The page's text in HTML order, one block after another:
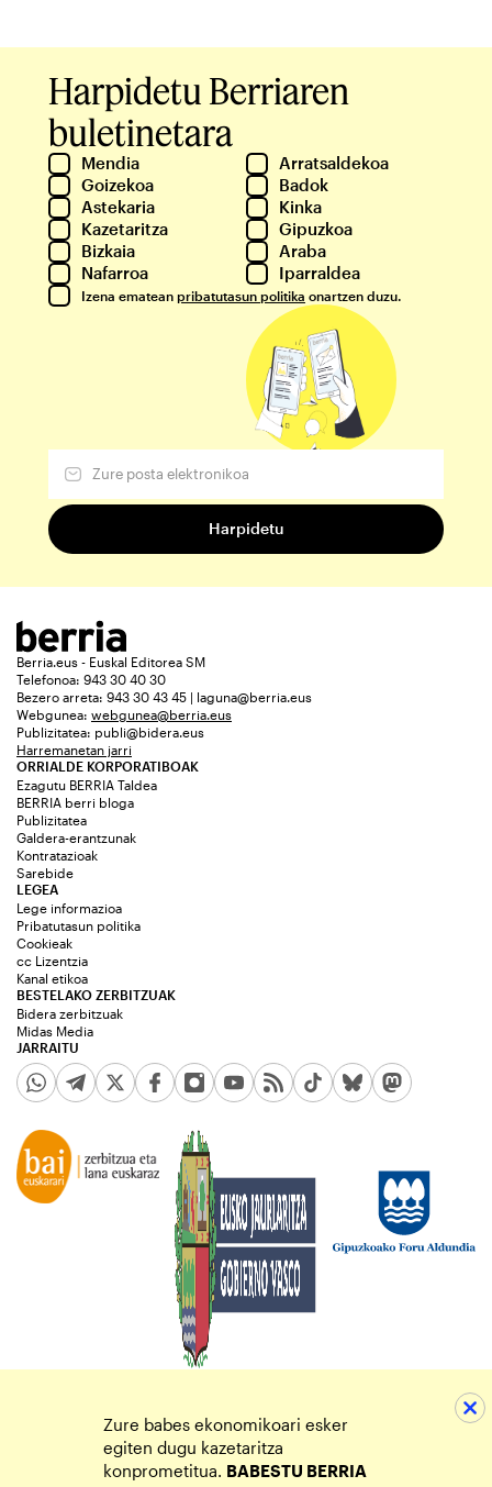
Harpidetu Berriaren
buletinetara
Mendia
Arratsaldekoa
Goizekoa
Badok
Astekaria
Kinka
Kazetaritza
Gipuzkoa
Bizkaia
Araba
Nafarroa
Iparraldea
Izena ematean pribatutasun politika onartzen duzu.
Berria.eus - Euskal Editorea SM
Telefonoa: 943 30 40 30
Bezero arreta: 943 30 43 45 | laguna@berria.eus
Webgunea: webgunea@berria.eus
Publizitatea: publi@bidera.eus
Harremanetan jarri
ORRIALDE KORPORATIBOAK
Ezagutu BERRIA Taldea
BERRIA berri bloga
Publizitatea
Galdera-erantzunak
Kontratazioak
Sarebide
JARRAITU
LEGEA
Lege informazioa
Pribatutasun politika
Cookieak
cc Lizentzia
Kanal etikoa
BESTELAKO ZERBITZUAK
Bidera zerbitzuak
Midas Media
Zure babes ekonomikoari esker
egiten dugu kazetaritza
konprometitua. BABESTU BERRIA